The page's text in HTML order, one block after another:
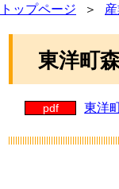
トップページ
東洋町
pdf 東洋